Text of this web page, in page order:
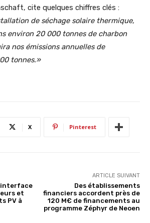
cite quelques chiffres clés :
de séchage solaire thermique,
environ 20 000 tonnes de charbon
nos émissions annuelles de
tonnes.»
X Pinterest
interface
et
PV à
ARTICLE SUIVANT
Des établissements
financiers accordent près de
120 M€ de financements au
programme Zéphyr de Neoen